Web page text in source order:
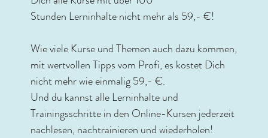
Stunden Lerninhalte nicht mehr als 59,- €!
Wie viele Kurse und Themen auch dazu kommen,
mit wertvollen Tipps vom Profi, es kostet Dich
nicht mehr wie einmalig 59,- €.
Und du kannst alle Lerninhalte und
Trainingsschritte in den Online-Kursen jederzeit
nachlesen, nachtrainieren und wiederholen!